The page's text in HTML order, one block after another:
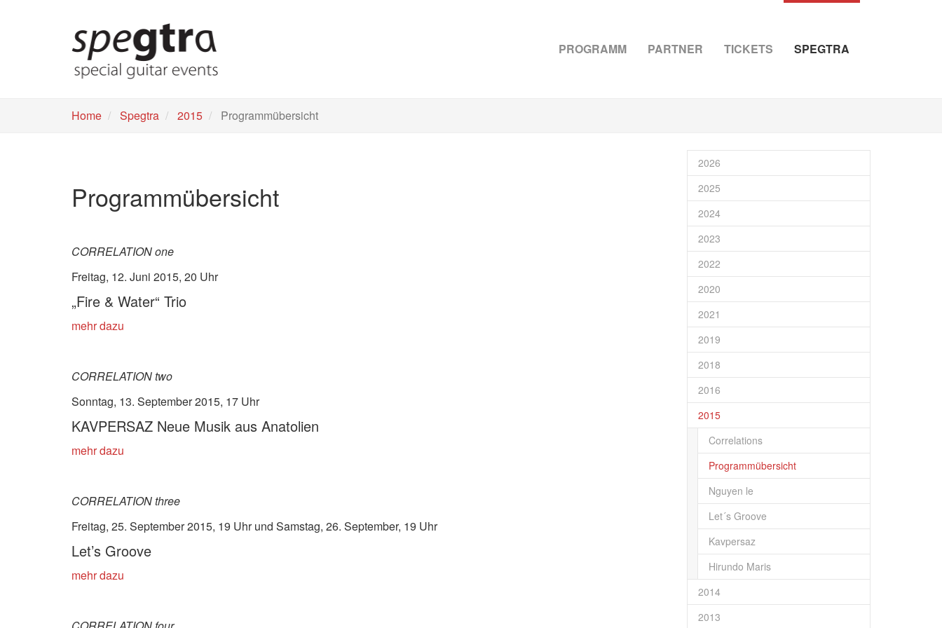
PROGRAMM PARTNER TICKETS SPEGTRA
Home Spegtra 2015 Programmübersicht
Programmübersicht
CORRELATION one
Freitag, 12. Juni 2015, 20 Uhr
„Fire & Water“ Trio
mehr dazu
CORRELATION two
Sonntag, 13. September 2015, 17 Uhr
KAVPERSAZ Neue Musik aus Anatolien
mehr dazu
CORRELATION three
Freitag, 25. September 2015, 19 Uhr und Samstag, 26. September, 19 Uhr
Let’s Groove
mehr dazu
2026
2025
2024
2023
2022
2020
2021
2019
2018
2016
2015
Correlations
Programmübersicht
Nguyen le
Let´s Groove
Kavpersaz
Hirundo Maris
2014
2013